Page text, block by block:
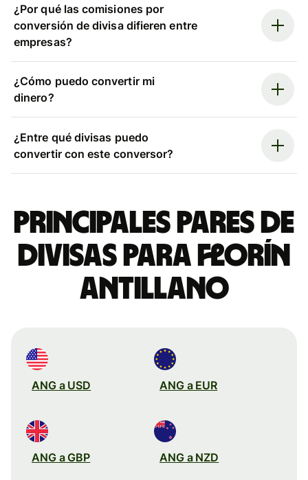
¿Por qué las comisiones por
conversión de divisa difieren entre
empresas?
¿Cómo puedo convertir mi
dinero?
¿Entre qué divisas puedo
convertir con este conversor?
Principales pares de
divisas para florín
antillano
ANG a USD ANG a EUR
ANG a GBP ANG a NZD